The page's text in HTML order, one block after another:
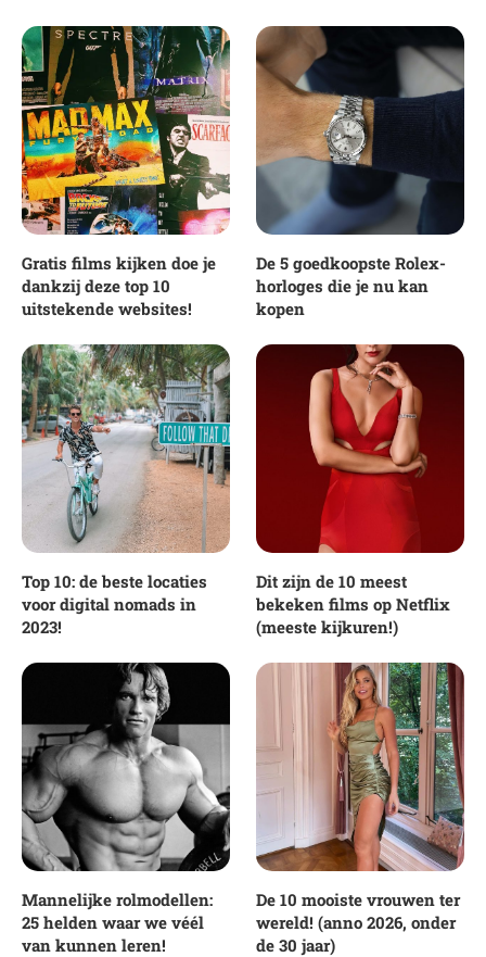
Gratis films kijken doe je
dankzij deze top 10
uitstekende websites!
De 5 goedkoopste Rolex-
horloges die je nu kan
kopen
Top 10: de beste locaties
voor digital nomads in
2023!
Dit zijn de 10 meest
bekeken films op Netflix
(meeste kijkuren!)
Mannelijke rolmodellen:
25 helden waar we véél
van kunnen leren!
De 10 mooiste vrouwen ter
wereld! (anno 2026, onder
de 30 jaar)